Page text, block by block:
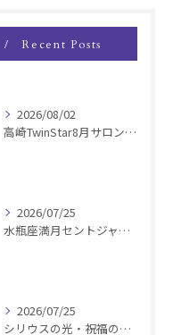
Recent Posts
2026/08/02
高崎TwinStar8月サロンお知らせ
2026/07/25
水瓶座満月セントジャーメインGSVF遠隔お知らせ
2026/07/25
シリウスの光・祝福の波動チャージ遠隔お知らせ〜銀河新年〜